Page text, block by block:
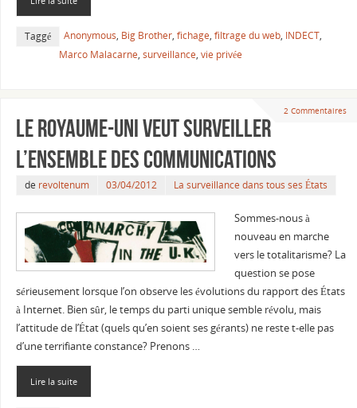
Taggé Anonymous, Big Brother, fichage, filtrage du web, INDECT,
Marco Malacarne, surveillance, vie privée
2 Commentaires
Le Royaume-Uni veut surveiller
l’ensemble des communications
de revoltenum 03/04/2012 La surveillance dans tous ses États
Sommes-nous à
nouveau en marche
vers le totalitarisme? La
question se pose
sérieusement lorsque l’on observe les évolutions du rapport des États
à Internet. Bien sûr, le temps du parti unique semble révolu, mais
l’attitude de l’État (quels qu’en soient ses gérants) ne reste t-elle pas
d’une terrifiante constance? Prenons …
Lire la suite